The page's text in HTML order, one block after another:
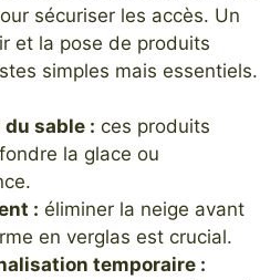
sécuriser les accès. Un
et la pose de produits
simples mais essentiels.
sable : ces produits
la glace ou
: éliminer la neige avant
en verglas est crucial.
temporaire :